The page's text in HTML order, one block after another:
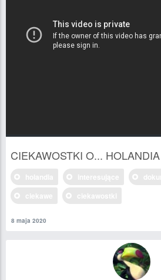
CIEKAWOSTKI O... HOLANDIA
8 maja 2020